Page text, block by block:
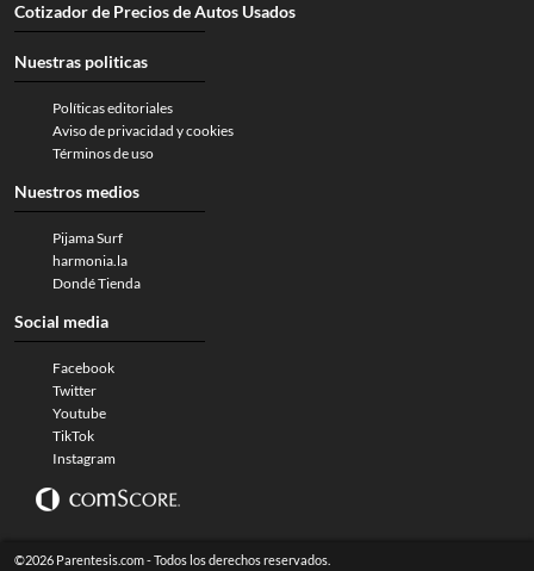
Cotizador de Precios de Autos Usados
Nuestras politicas
Políticas editoriales
Aviso de privacidad y cookies
Términos de uso
Nuestros medios
Pijama Surf
harmonia.la
Dondé Tienda
Social media
Facebook
Twitter
Youtube
TikTok
Instagram
©2026 Parentesis.com - Todos los derechos reservados.